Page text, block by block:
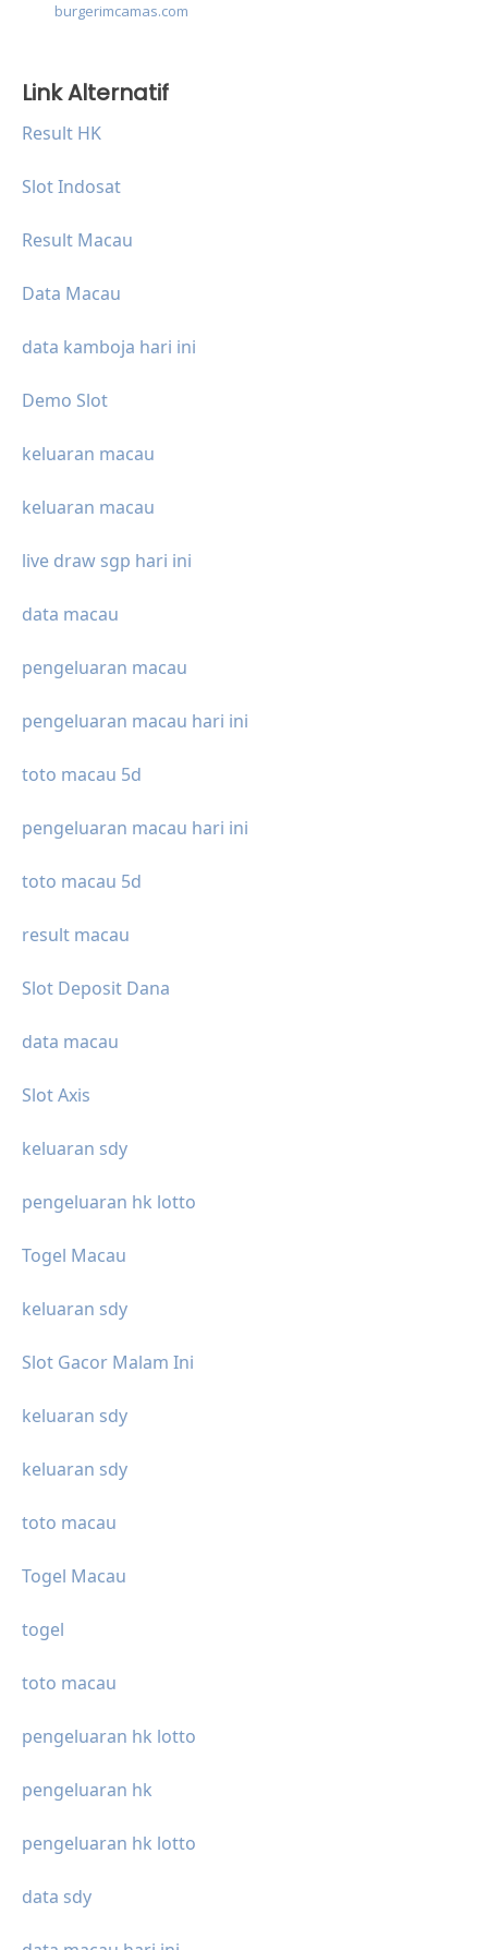
burgerimcamas.com
Link Alternatif
Result HK
Slot Indosat
Result Macau
Data Macau
data kamboja hari ini
Demo Slot
keluaran macau
keluaran macau
live draw sgp hari ini
data macau
pengeluaran macau
pengeluaran macau hari ini
toto macau 5d
pengeluaran macau hari ini
toto macau 5d
result macau
Slot Deposit Dana
data macau
Slot Axis
keluaran sdy
pengeluaran hk lotto
Togel Macau
keluaran sdy
Slot Gacor Malam Ini
keluaran sdy
keluaran sdy
toto macau
Togel Macau
togel
toto macau
pengeluaran hk lotto
pengeluaran hk
pengeluaran hk lotto
data sdy